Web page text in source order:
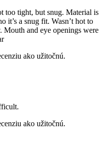
too tight, but snug. Material is
it’s a snug fit. Wasn’t hot to
Mouth and eye openings were
ako užitočnú.
ako užitočnú.